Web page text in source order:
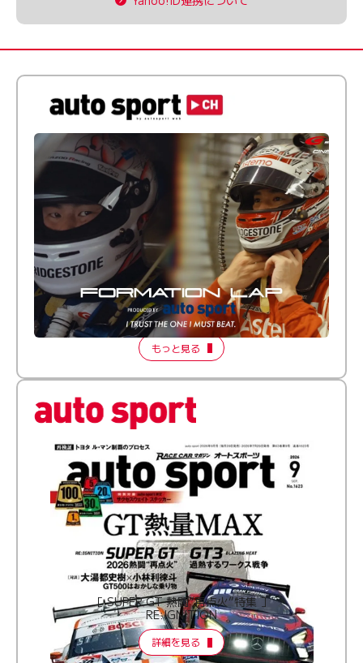
倒す相手を、信じてる。小林利徠斗 × 野村勇斗
【FORMATION LAP Produced by auto sport】
2026 Episode 2
もっと見る
［ SUPER GT 熱闘“再点火”特集 ］
RE:IGNITION
詳細を見る